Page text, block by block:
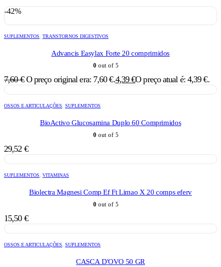
-42%
SUPLEMENTOS TRANSTORNOS DIGESTIVOS
Advancis Easylax Forte 20 comprimidos
0 out of 5
7,60€ O preço original era: 7,60 €.4,39€O preço atual é: 4,39 €.
OSSOS E ARTICULAÇÕES SUPLEMENTOS
BioActivo Glucosamina Duplo 60 Comprimidos
0 out of 5
29,52 €
SUPLEMENTOS VITAMINAS
Biolectra Magnesi Comp Ef Ft Limao X 20 comps eferv
0 out of 5
15,50 €
OSSOS E ARTICULAÇÕES SUPLEMENTOS
CASCA D'OVO 50 GR